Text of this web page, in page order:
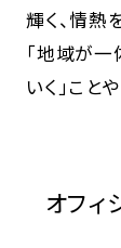
輝く、情熱
「地域が
いく」こと
オフィ